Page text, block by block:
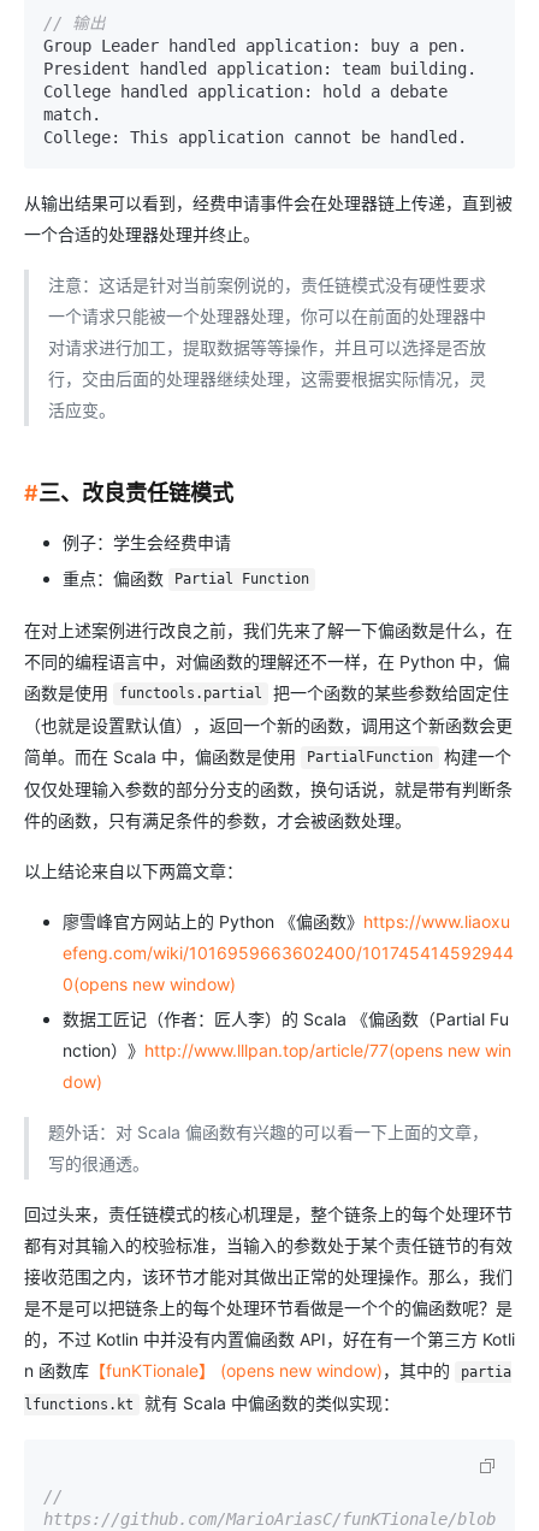
// 输出
Group Leader handled application: buy a pen.
President handled application: team building.
College handled application: hold a debate
match.
从输出结果可以看到，经费申请事件会在处理器链上传递，直到被
一个合适的处理器处理并终止。
注意：这话是针对当前案例说的，责任链模式没有硬性要求
一个请求只能被一个处理器处理，你可以在前面的处理器中
对请求进行加工，提取数据等等操作，并且可以选择是否放
行，交由后面的处理器继续处理，这需要根据实际情况，灵
活应变。
#三、改良责任链模式
例子：学生会经费申请
重点：偏函数
Partial Function
在对上述案例进行改良之前，我们先来了解一下偏函数是什么，在
不同的编程语言中，对偏函数的理解还不一样，在 Python 中，偏
函数是使用
functools.partial
把一个函数的某些参数给固定住
（也就是设置默认值），返回一个新的函数，调用这个新函数会更
简单。而在 Scala 中，偏函数是使用
PartialFunction
构建一个
仅仅处理输入参数的部分分支的函数，换句话说，就是带有判断条
件的函数，只有满足条件的参数，才会被函数处理。
以上结论来自以下两篇文章：
廖雪峰官方网站上的 Python 《偏函数》 https://www.liaoxu
efeng.com/wiki/1016959663602400/101745414592944
0(opens new window)
数据工匠记（作者：匠人李）的 Scala 《偏函数（Partial Fu
nction）》 http://www.lllpan.top/article/77(opens new win
dow)
题外话：对 Scala 偏函数有兴趣的可以看一下上面的文章，
写的很通透。
回过头来，责任链模式的核心机理是，整个链条上的每个处理环节
都有对其输入的校验标准，当输入的参数处于某个责任链节的有效
接收范围之内，该环节才能对其做出正常的处理操作。那么，我们
是不是可以把链条上的每个处理环节看做是一个个的偏函数呢？是
的，不过 Kotlin 中并没有内置偏函数 API，好在有一个第三方 Kotli
n 函数库 【funKTionale】 (opens new window)，其中的
partia
lfunctions.kt
就有 Scala 中偏函数的类似实现：
//
https://github.com/MarioAriasC/funKTionale/blob/